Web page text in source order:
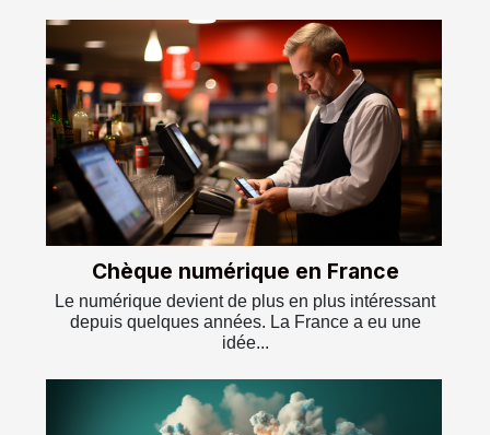
Chèque numérique en France
Le numérique devient de plus en plus intéressant
depuis quelques années. La France a eu une
idée...